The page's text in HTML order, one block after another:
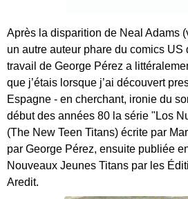
Après la disparition de Neal Adams (
un autre auteur phare du comics US
travail de George Pérez a
que j’étais lorsque j’ai découvert
Espagne - en cherchant, ironie du
début des années 80 la série "Los
(The New Teen Titans) écrite par
par George Pérez, ensuite publiée
Nouveaux Jeunes Titans par les
Aredit.